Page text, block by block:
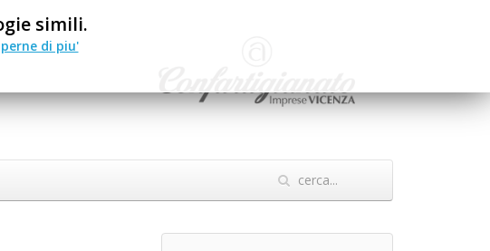
simili.
di piu'